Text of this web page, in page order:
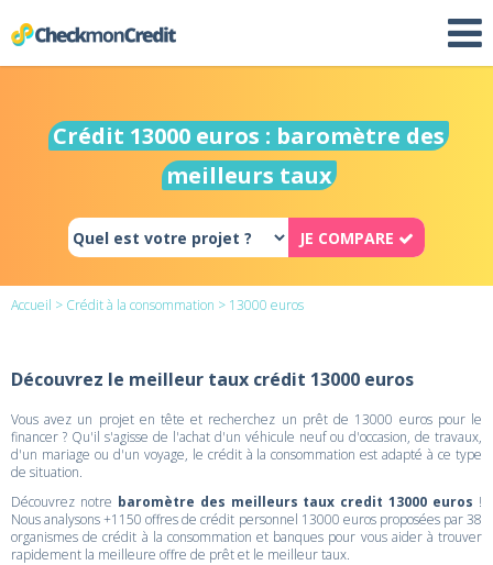
Crédit 13000 euros : baromètre des
meilleurs taux
JE COMPARE
Accueil > Crédit à la consommation > 13000 euros
Découvrez le meilleur taux crédit 13000 euros
Vous avez un projet en tête et recherchez un prêt de 13000 euros pour le
financer ? Qu'il s'agisse de l'achat d'un véhicule neuf ou d'occasion, de travaux,
d'un mariage ou d'un voyage, le crédit à la consommation est adapté à ce type
de situation.
Découvrez notre baromètre des meilleurs taux credit 13000 euros !
Nous analysons +1150 offres de crédit personnel 13000 euros proposées par 38
organismes de crédit à la consommation et banques pour vous aider à trouver
rapidement la meilleure offre de prêt et le meilleur taux.